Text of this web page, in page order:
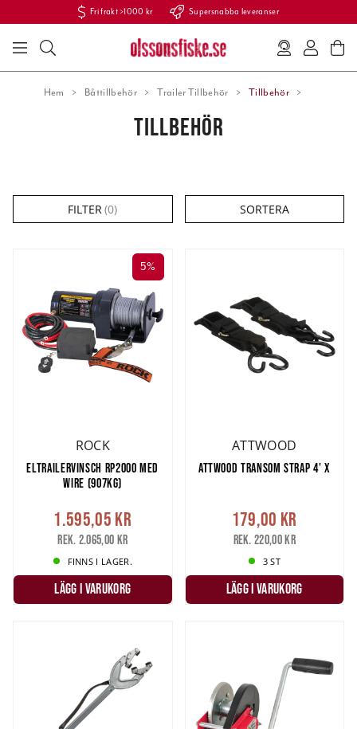
Fri frakt >1000 kr Supersnabba leveranser
Hem Båttillbehör Trailer Tillbehör Tillbehör
TILLBEHÖR
FILTER (0) SORTERA
ROCK
ELTRAILERVINSCH RP2000 MED
WIRE (907KG)
1.595,05 kr
Rek. 2.065,00 kr
FINNS I LAGER.
5%
LÄGG I VARUKORG
ATTWOOD
ATTWOOD TRANSOM STRAP 4' X
179,00 kr
Rek. 220,00 kr
3 ST
LÄGG I VARUKORG